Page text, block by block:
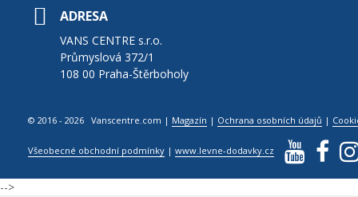
ADRESA
VANS CENTRE s.r.o.
Průmyslová 372/1
108 00 Praha-Štěrboholy
© 2016 - 2026 Vanscentre.com | Magazín | Ochrana osobních údajů |
Všeobecné obchodní podmínky |www.levne-dodavky.cz
-->